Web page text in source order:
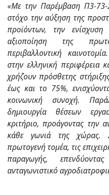
«Με την Παρέμβαση Π3-
στόχο την αύξηση της
προϊόντων, την
αξιοποίηση της
περιβαλλοντική
στην ελληνική περιφέρεια
χρήζουν πρόσθετης
έως και το 75%,
κοινωνική συνοχή.
δημιουργία θέσεων
κριτήριο, προάγοντας την
κάθε γωνιά της χώρας.
πρωτογενή τομέα, τις
παραγωγής,
ανταγωνιστικό